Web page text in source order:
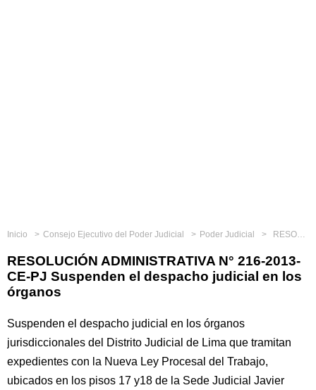
Inicio Consejo Ejecutivo del Poder Judicial Poder Judicial RESOLUCIÓN ADMINISTRATIVA N° 216-2013-CE-PJ Suspenden el despacho judicial en los órganos
RESOLUCIÓN ADMINISTRATIVA N° 216-2013-
CE-PJ Suspenden el despacho judicial en los
órganos
Suspenden el despacho judicial en los órganos
jurisdiccionales del Distrito Judicial de Lima que tramitan
expedientes con la Nueva Ley Procesal del Trabajo,
ubicados en los pisos 17 y18 de la Sede Judicial Javier